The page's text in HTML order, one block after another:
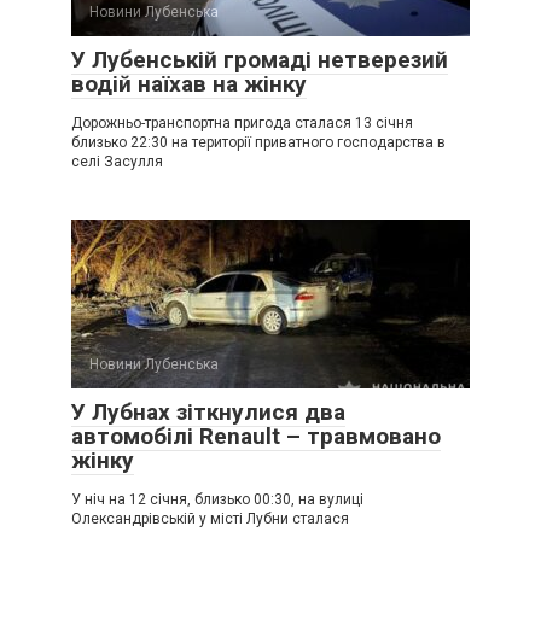
Новини Лубенська
У Лубенській громаді нетверезий
водій наїхав на жінку
Дорожньо-транспортна пригода сталася 13 січня
близько 22:30 на території приватного господарства в
селі Засулля
Новини Лубенська
У Лубнах зіткнулися два
автомобілі Renault – травмовано
жінку
У ніч на 12 січня, близько 00:30, на вулиці
Олександрівській у місті Лубни сталася